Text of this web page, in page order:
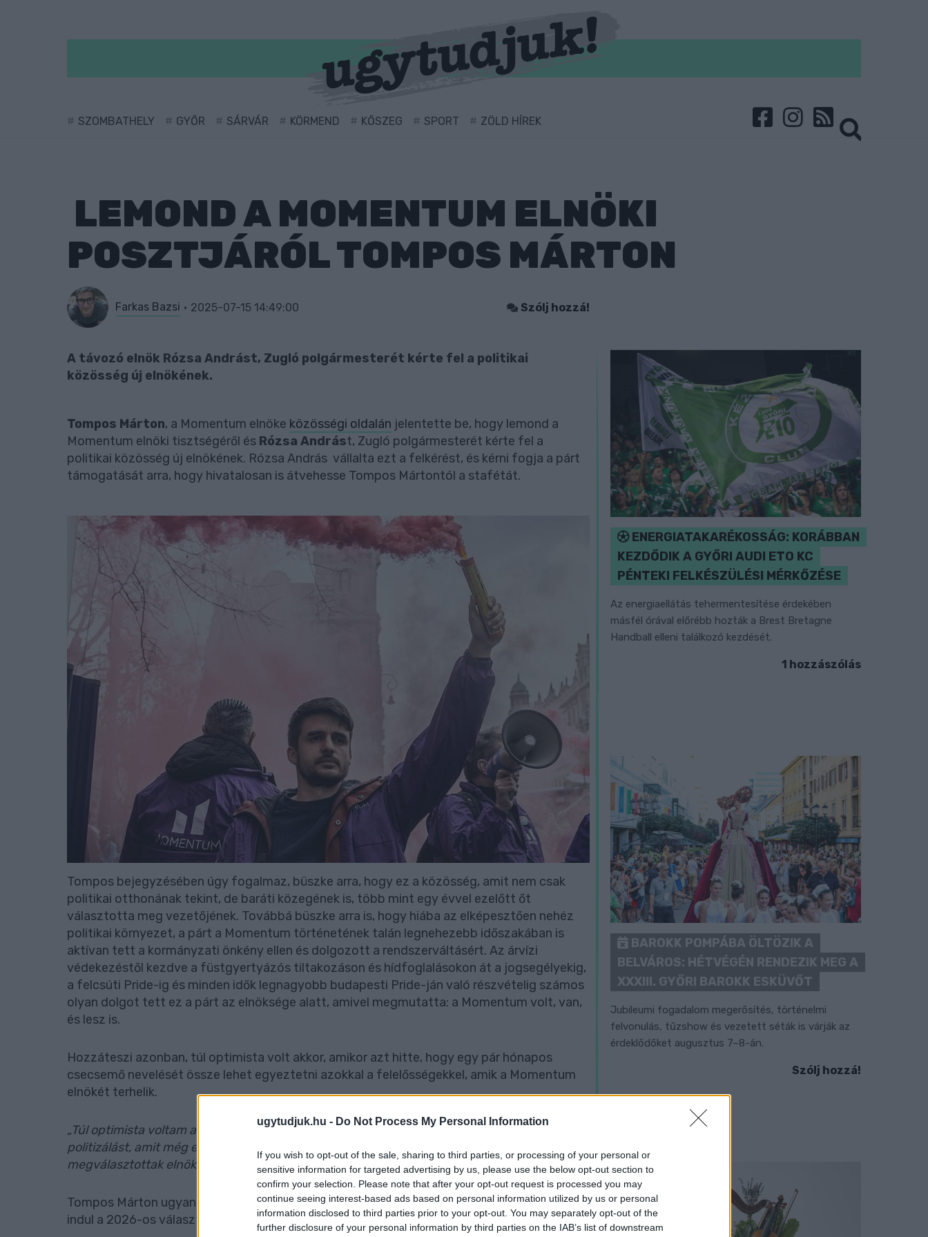
ugytudjuk.hu - Do Not Process My Personal Information
If you wish to opt-out of the sale, sharing to third parties, or processing of your personal or
sensitive information for targeted advertising by us, please use the below opt-out section to
confirm your selection. Please note that after your opt-out request is processed you may
continue seeing interest-based ads based on personal information utilized by us or personal
information disclosed to third parties prior to your opt-out. You may separately opt-out of the
further disclosure of your personal information by third parties on the IAB’s list of downstream
SZOMBATHELY GYŐR SÁRVÁR KÖRMEND KŐSZEG SPORT ZÖLD HÍREK
LEMOND A MOMENTUM ELNÖKI
POSZTJÁRÓL TOMPOS MÁRTON
Farkas Bazsi 2025-07-15 14:49:00 Szólj hozzá!
A távozó elnök Rózsa Andrást, Zugló polgármesterét kérte fel a politikai
közösség új elnökének.
Tompos Márton, a Momentum elnöke közösségi oldalán jelentette be, hogy lemond a
Momentum elnöki tisztségéről és Rózsa Andrást, Zugló polgármesterét kérte fel a
politikai közösség új elnökének. Rózsa András vállalta ezt a felkérést, és kérni fogja a párt
támogatását arra, hogy hivatalosan is átvehesse Tompos Mártontól a stafétát.
Tompos bejegyzésében úgy fogalmaz, büszke arra, hogy ez a közösség, amit nem csak
politikai otthonának tekint, de baráti közegének is, több mint egy évvel ezelőtt őt
választotta meg vezetőjének. Továbbá büszke arra is, hogy hiába az elképesztően nehéz
politikai környezet, a párt a Momentum történetének talán legnehezebb időszakában is
aktívan tett a kormányzati önkény ellen és dolgozott a rendszerváltásért. Az árvízi
védekezéstől kezdve a füstgyertyázós tiltakozáson és hídfoglalásokon át a jogsegélyekig,
a felcsúti Pride-ig és minden idők legnagyobb budapesti Pride-ján való részvételig számos
olyan dolgot tett ez a párt az elnöksége alatt, amivel megmutatta: a Momentum volt, van,
és lesz is.
Hozzáteszi azonban, túl optimista volt akkor, amikor azt hitte, hogy egy pár hónapos
csecsemő nevelését össze lehet egyeztetni azokkal a felelősségekkel, amik a Momentum
elnökét terhelik.
„Túl optimista voltam akkor is, amikor azt hittem, hogy azt a tényfeltáró és országjáró
politizálást, amit még elnökségem előtt vittem - és, mások mellett, ami miatt
megválasztottak elnöknek -, utána is folytatni tudom. Nem tudtam" – írja.
Tompos Márton ugyanakkor hangsúlyozza, nem azért mond le, mert a Momentum nem
indul a 2026-os választáson.
ENERGIATAKARÉKOSSÁG: KORÁBBAN
KEZDŐDIK A GYŐRI AUDI ETO KC
PÉNTEKI FELKÉSZÜLÉSI MÉRKŐZÉSE
Az energiaellátás tehermentesítése érdekében
másfél órával előrébb hozták a Brest Bretagne
Handball elleni találkozó kezdését.
1 hozzászólás
BAROKK POMPÁBA ÖLTÖZIK A
BELVÁROS: HÉTVÉGÉN RENDEZIK MEG A
XXXIII. GYŐRI BAROKK ESKÜVŐT
Jubileumi fogadalom megerősítés, történelmi
felvonulás, tűzshow és vezetett séták is várják az
érdeklődőket augusztus 7–8-án.
Szólj hozzá!